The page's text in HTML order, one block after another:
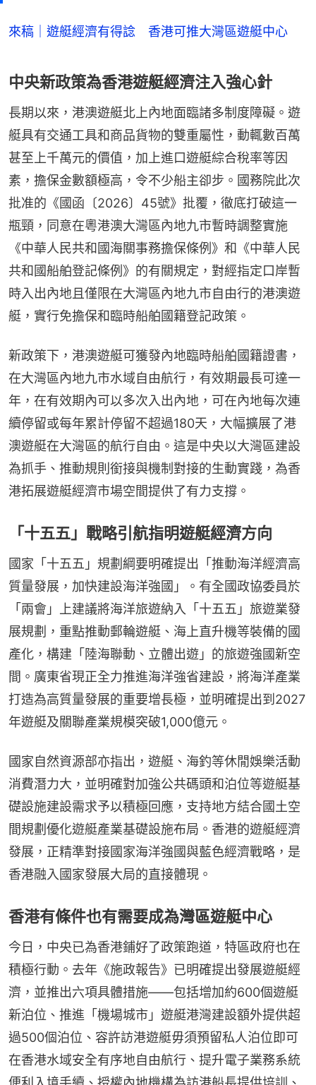
來稿｜遊艇經濟有得諗 香港可推大灣區遊艇中心
中央新政策為香港遊艇經濟注入強心針
長期以來，港澳遊艇北上內地面臨諸多制度障礙。遊
艇具有交通工具和商品貨物的雙重屬性，動輒數百萬
甚至上千萬元的價值，加上進口遊艇綜合稅率等因
素，擔保金數額極高，令不少船主卻步。國務院此次
批准的《國函〔2026〕45號》批覆，徹底打破這一
瓶頸，同意在粵港澳大灣區內地九市暫時調整實施
《中華人民共和國海關事務擔保條例》和《中華人民
共和國船舶登記條例》的有關規定，對經指定口岸暫
時入出內地且僅限在大灣區內地九市自由行的港澳遊
艇，實行免擔保和臨時船舶國籍登記政策。
新政策下，港澳遊艇可獲發內地臨時船舶國籍證書，
在大灣區內地九市水域自由航行，有效期最長可達一
年，在有效期內可以多次入出內地，可在內地每次連
續停留或每年累計停留不超過180天，大幅擴展了港
澳遊艇在大灣區的航行自由。這是中央以大灣區建設
為抓手、推動規則銜接與機制對接的生動實踐，為香
港拓展遊艇經濟市場空間提供了有力支撐。
「十五五」戰略引航指明遊艇經濟方向
國家「十五五」規劃綱要明確提出「推動海洋經濟高
質量發展，加快建設海洋強國」。有全國政協委員於
「兩會」上建議將海洋旅遊納入「十五五」旅遊業發
展規劃，重點推動郵輪遊艇、海上直升機等裝備的國
產化，構建「陸海聯動、立體出遊」的旅遊強國新空
間。廣東省現正全力推進海洋強省建設，將海洋產業
打造為高質量發展的重要增長極，並明確提出到2027
年遊艇及關聯產業規模突破1,000億元。
國家自然資源部亦指出，遊艇、海釣等休閒娛樂活動
消費潛力大，並明確對加強公共碼頭和泊位等遊艇基
礎設施建設需求予以積極回應，支持地方結合國土空
間規劃優化遊艇產業基礎設施布局。香港的遊艇經濟
發展，正精準對接國家海洋強國與藍色經濟戰略，是
香港融入國家發展大局的直接體現。
香港有條件也有需要成為灣區遊艇中心
今日，中央已為香港鋪好了政策跑道，特區政府也在
積極行動。去年《施政報告》已明確提出發展遊艇經
濟，並推出六項具體措施——包括增加約600個遊艇
新泊位、推進「機場城市」遊艇港灣建設額外提供超
過500個泊位、容許訪港遊艇毋須預留私人泊位即可
在香港水域安全有序地自由航行、提升電子業務系統